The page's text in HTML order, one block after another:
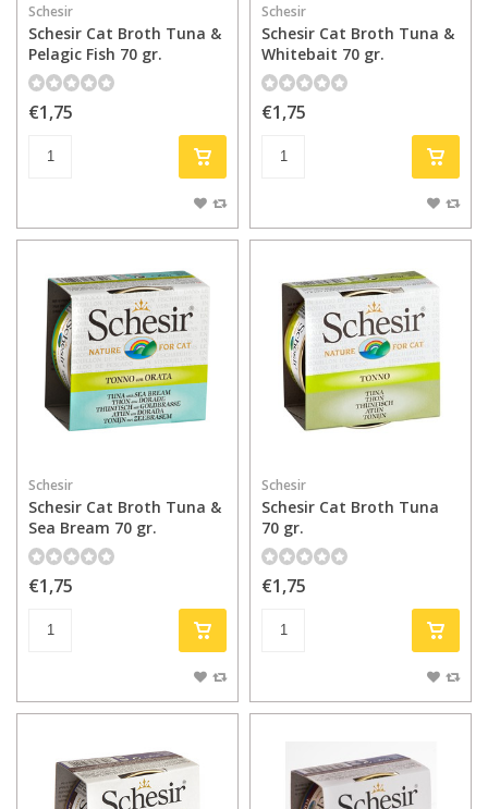
Schesir
Schesir Cat Broth Tuna &
Pelagic Fish 70 gr.
€1,75
Schesir
Schesir Cat Broth Tuna &
Whitebait 70 gr.
€1,75
Schesir
Schesir Cat Broth Tuna &
Sea Bream 70 gr.
€1,75
Schesir
Schesir Cat Broth Tuna
70 gr.
€1,75